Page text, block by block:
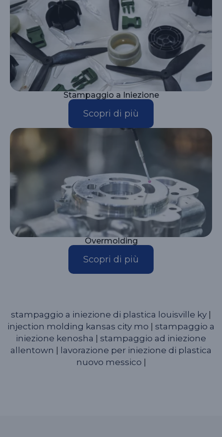
Stampaggio a Iniezione
Scopri di più
Overmolding
Scopri di più
stampaggio a iniezione di plastica louisville ky
injection molding kansas city mo
stampaggio a
iniezione kenosha
stampaggio ad iniezione
allentown
lavorazione per iniezione di plastica
nuovo messico